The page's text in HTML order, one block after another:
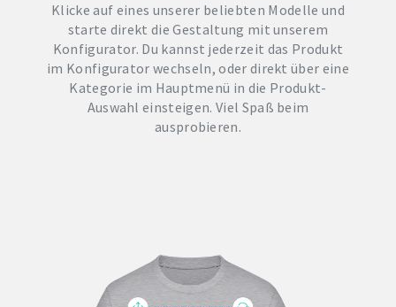
Klicke auf eines unserer beliebten Modelle und
starte direkt die Gestaltung mit unserem
Konfigurator. Du kannst jederzeit das Produkt
im Konfigurator wechseln, oder direkt über eine
Kategorie im Hauptmenü in die Produkt-
Auswahl einsteigen. Viel Spaß beim
ausprobieren.